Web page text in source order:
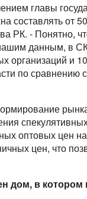
главы
составлять от
РК. - Понятно,
данным, в
организаций и
по сравнению
оптовых цен
цен, что
дом, в котором